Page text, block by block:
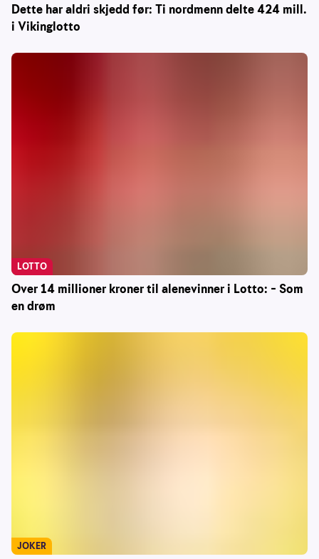
Dette har aldri skjedd før: Ti nordmenn delte 424 mill.
i Vikinglotto
Over 14 millioner kroner til alenevinner i Lotto: – Som
en drøm
LOTTO
JOKER